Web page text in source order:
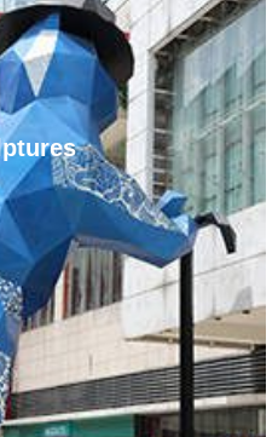
ပြတွင် သာမာန်ပန်းပုများ
ည် လေ၊ ရေနွေးငွေ့နှင့် ရေ
သည့် မီဒီယာများအပြင် အက်
ကဲ့သို့ ဓာတုဗေဒအရ
းမှ ခံနိုင်ရည်ရှိသည်။ စတီး
င့် ......